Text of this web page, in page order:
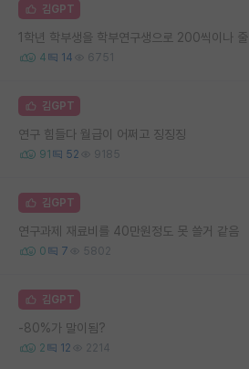
김GPT
1학년 학부생을 학부연구생으로 200씩이나
4 14 6751
김GPT
연구 힘들다 월급이 어쩌고 징징징
91 52 9185
김GPT
연구과제 재료비를 40만원정도 못 쓸거 같음
0 7 5802
김GPT
-80%가 말이됨?
2 12 2214